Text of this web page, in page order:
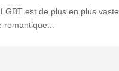
est de plus en plus
romantique...